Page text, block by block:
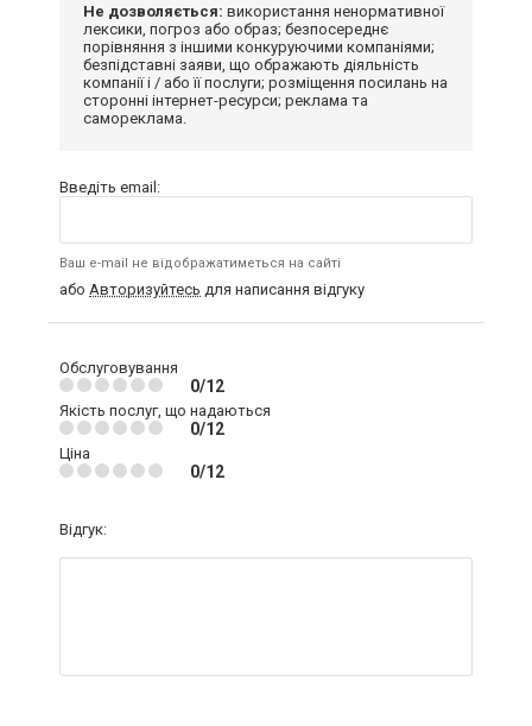
Не дозволяється: використання ненормативної
лексики, погроз або образ; безпосереднє
порівняння з іншими конкуруючими компаніями;
безпідставні заяви, що ображають діяльність
компанії і / або її послуги; розміщення посилань на
сторонні інтернет-ресурси; реклама та
самореклама.
Введіть email:
Ваш e-mail не відображатиметься на сайті
або Авторизуйтесь для написання відгуку
Обслуговування
0/12
Якість послуг, що надаються
0/12
Ціна
0/12
Відгук: